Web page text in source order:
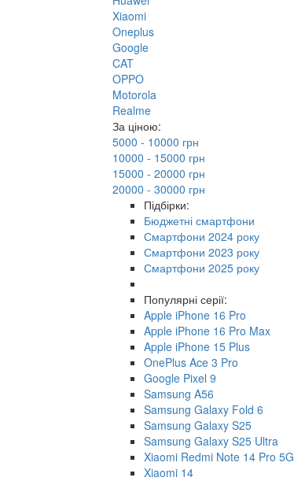
Xiaomi
Oneplus
Google
CAT
OPPO
Motorola
Realme
За ціною:
5000 - 10000 грн
10000 - 15000 грн
15000 - 20000 грн
20000 - 30000 грн
Підбірки:
Бюджетні смартфони
Смартфони 2024 року
Смартфони 2023 року
Смартфони 2025 року
Популярні серії:
Apple iPhone 16 Pro
Apple iPhone 16 Pro Max
Apple iPhone 15 Plus
OnePlus Ace 3 Pro
Google Pixel 9
Samsung A56
Samsung Galaxy Fold 6
Samsung Galaxy S25
Samsung Galaxy S25 Ultra
Xiaomi Redmi Note 14 Pro 5G
Xiaomi 14